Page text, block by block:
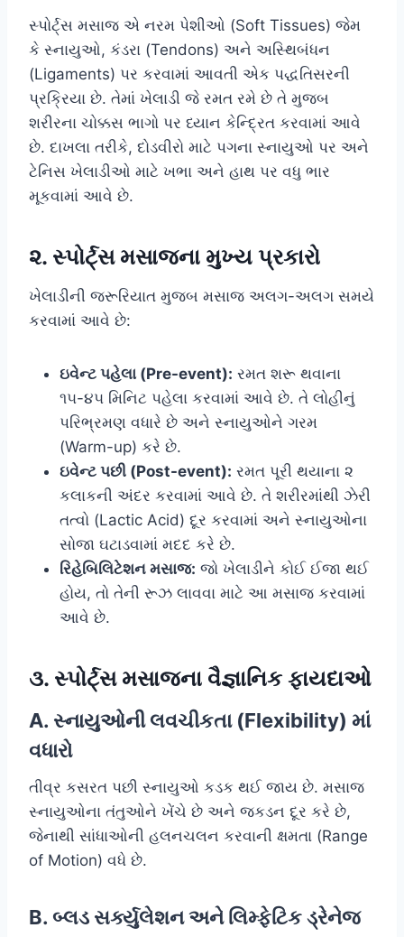
સ્પોર્ટ્સ મસાજ એ નરમ પેશીઓ (Soft Tissues) જેમ
કે સ્નાયુઓ, કંડરા (Tendons) અને અસ્થિબંધન
(Ligaments) પર કરવામાં આવતી એક પદ્ધતિસરની
પ્રક્રિયા છે. તેમાં ખેલાડી જે રમત રમે છે તે મુજબ
શરીરના ચોક્કસ ભાગો પર ધ્યાન કેન્દ્રિત કરવામાં આવે
છે. દાખલા તરીકે, દોડવીરો માટે પગના સ્નાયુઓ પર અને
ટેનિસ ખેલાડીઓ માટે ખભા અને હાથ પર વધુ ભાર
મૂકવામાં આવે છે.
૨. સ્પોર્ટ્સ મસાજના મુખ્ય પ્રકારો
ખેલાડીની જરૂરિયાત મુજબ મસાજ અલગ-અલગ સમયે
કરવામાં આવે છે:
ઇવેન્ટ પહેલા (Pre-event): રમત શરૂ થવાના
૧૫-૪૫ મિનિટ પહેલા કરવામાં આવે છે. તે લોહીનું
પરિભ્રમણ વધારે છે અને સ્નાયુઓને ગરમ
(Warm-up) કરે છે.
ઇવેન્ટ પછી (Post-event): રમત પૂરી થયાના ૨
કલાકની અંદર કરવામાં આવે છે. તે શરીરમાંથી ઝેરી
તત્વો (Lactic Acid) દૂર કરવામાં અને સ્નાયુઓના
સોજા ઘટાડવામાં મદદ કરે છે.
રિહેબિલિટેશન મસાજ: જો ખેલાડીને કોઈ ઈજા થઈ
હોય, તો તેની રૂઝ લાવવા માટે આ મસાજ કરવામાં
આવે છે.
૩. સ્પોર્ટ્સ મસાજના વૈજ્ઞાનિક ફાયદાઓ
A. સ્નાયુઓની લવચીકતા (Flexibility) માં
વધારો
તીવ્ર કસરત પછી સ્નાયુઓ કડક થઈ જાય છે. મસાજ
સ્નાયુઓના તંતુઓને ખેંચે છે અને જકડન દૂર કરે છે,
જેનાથી સાંધાઓની હલનચલન કરવાની ક્ષમતા (Range
of Motion) વધે છે.
B. બ્લડ સર્ક્યુલેશન અને લિમ્ફેટિક ડ્રેનેજ